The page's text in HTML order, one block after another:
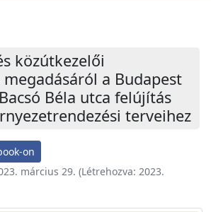
közútkezelői
a Budapest
Béla utca felújítás
terveihez
on
március 29. (Létrehozva: 2023.